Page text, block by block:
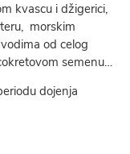
kvascu i džigerici,
morskim
od celog
semenu…